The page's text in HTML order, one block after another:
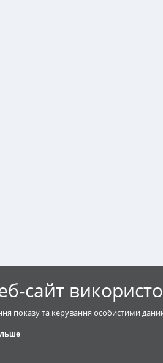
сайт
показу та керування особистими